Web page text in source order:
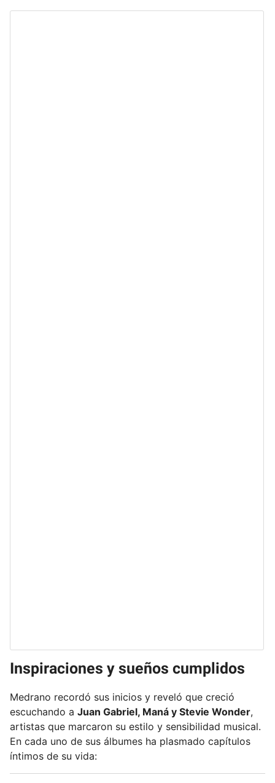
Inspiraciones y sueños cumplidos
Medrano recordó sus inicios y reveló que creció
escuchando a Juan Gabriel, Maná y Stevie Wonder,
artistas que marcaron su estilo y sensibilidad musical.
En cada uno de sus álbumes ha plasmado capítulos
íntimos de su vida: